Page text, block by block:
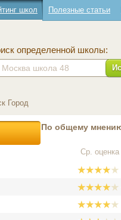
школ Полезные статьи
определенной школы:
Город
По общему
Ср. оценка